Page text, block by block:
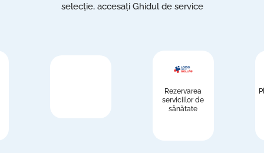
selecție, accesați Ghidul de service
Rezervarea
serviciilor de
sănătate